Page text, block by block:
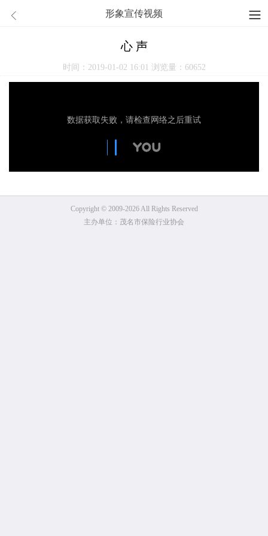
形象宣传视频
心 声
时间：2019-01-02 16:01 浏览量：60652
Copyright © 2009-2026 All Rights Reserved
主办单位：茂名市保险行业协会